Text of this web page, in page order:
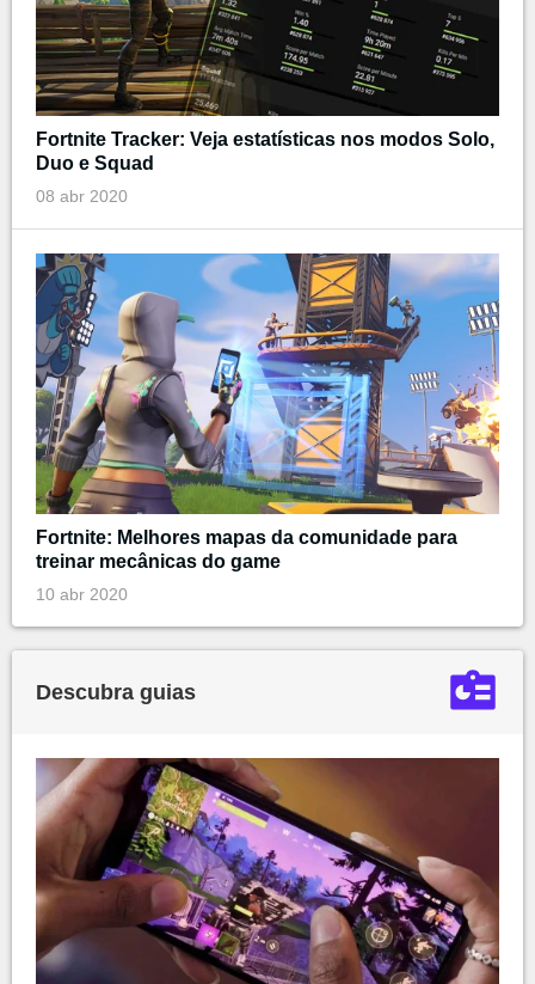
Fortnite Tracker: Veja estatísticas nos modos Solo,
Duo e Squad
08 abr 2020
Fortnite: Melhores mapas da comunidade para
treinar mecânicas do game
10 abr 2020
Descubra guias